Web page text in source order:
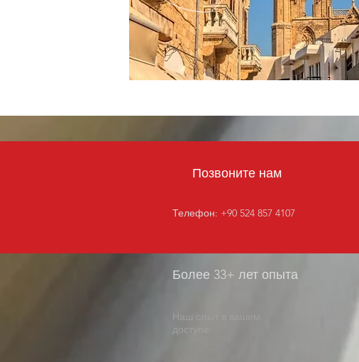
Позвоните нам
Телефон: +90 524 857 4107
Более 33+ лет опыта
Наш опыт в вашем
доступе